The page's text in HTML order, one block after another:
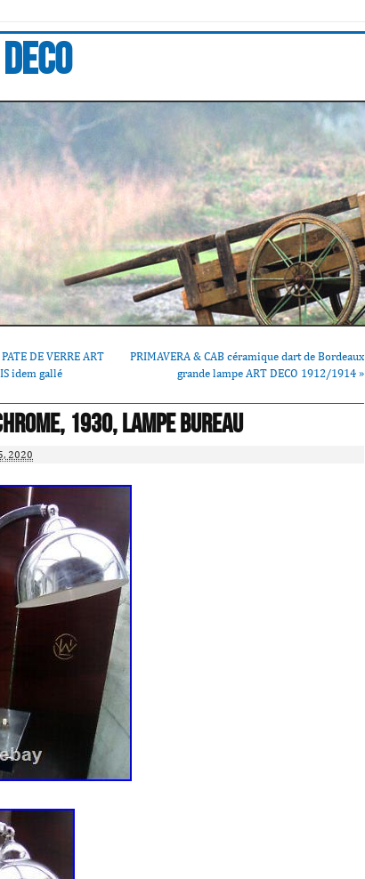
DE VERRE ART
idem gallé
PRIMAVERA & CAB céramique dart de Bordeaux
grande lampe ART DECO 1912/1914 »
1930, lampe bureau
2020